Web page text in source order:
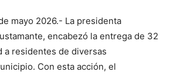
mayo 2026.- La presidenta
encabezó la entrega de 32
a residentes de diversas
Con esta acción, el